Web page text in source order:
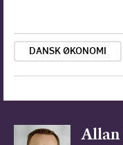
DANSK ØKONOMI
Allan